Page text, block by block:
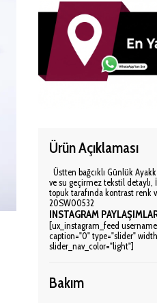
Ürün Açıklaması
Üstten bağcıklı Günlük
ve su geçirmez tekstil
topuk tarafında kontrast renk
20SW00532
INSTAGRAM
[ux_instagram_feed
caption="0" type="slider"
slider_nav_color="light"]
Bakım